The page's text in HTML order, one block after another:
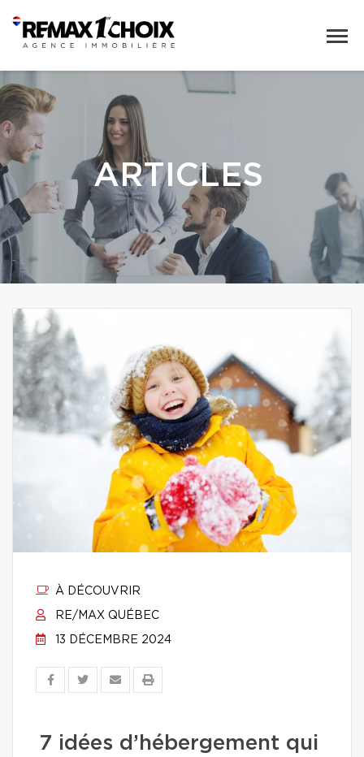
ARTICLES
À DÉCOUVRIR
RE/MAX QUÉBEC
13 DÉCEMBRE 2024
7 idées d’hébergement qui